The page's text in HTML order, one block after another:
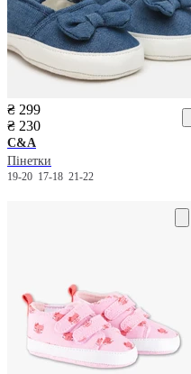
₴ 299
₴ 230
C&A
Пінетки
19-20 17-18 21-22